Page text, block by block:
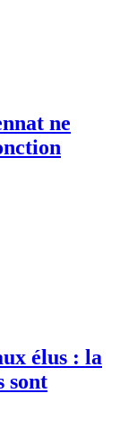
ne
élus : la
sont